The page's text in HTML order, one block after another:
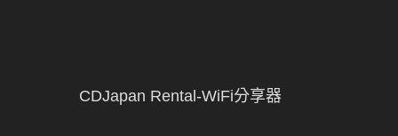
CDJapan Rental-WiFi分享器